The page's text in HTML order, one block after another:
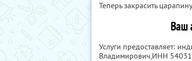
Теперь закрасить
Ваш
Услуги предоставляет:
Владимирович,ИНН